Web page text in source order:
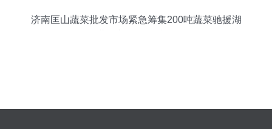
济南匡山蔬菜批发市场紧急筹集200吨蔬菜驰援湖